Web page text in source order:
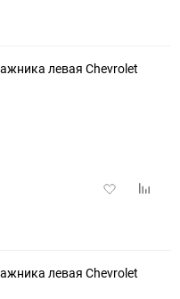
левая Chevrolet
Добавить
левая Chevrolet